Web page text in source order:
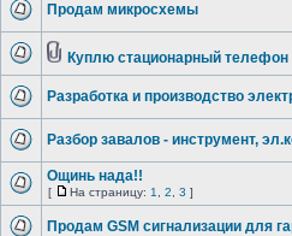
Продам микросхемы
Куплю стационарный
Разработка и производство
Разбор завалов - инструмент,
Ощинь нада!!
[ На страницу: 1 2 3 ]
Продам GSM сигнализации для